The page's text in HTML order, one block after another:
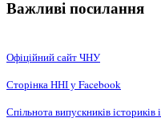
Важливі посилання
Офіційний сайт ЧНУ
Сторінка ННІ у Facebook
Спільнота випускників